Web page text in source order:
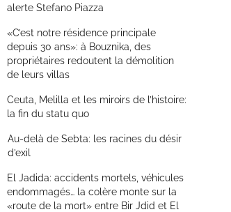
alerte Stefano Piazza
«C’est notre résidence principale
depuis 30 ans»: à Bouznika, des
propriétaires redoutent la démolition
de leurs villas
Ceuta, Melilla et les miroirs de l’histoire:
la fin du statu quo
Au-delà de Sebta: les racines du désir
d’exil
El Jadida: accidents mortels, véhicules
endommagés… la colère monte sur la
«route de la mort» entre Bir Jdid et El